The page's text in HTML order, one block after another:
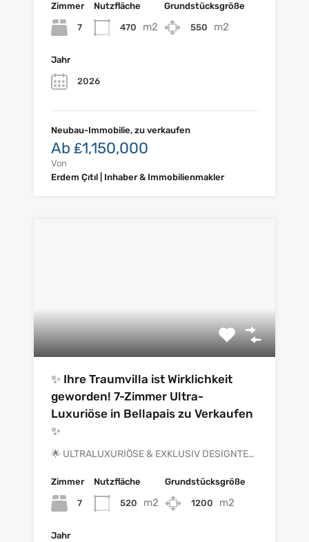
Zimmer
7
Nutzfläche
470 m2
Grundstücksgröße
550 m2
Jahr
2026
Neubau-Immobilie, zu verkaufen
Ab ₤1,150,000
Von
Erdem Çıtıl | Inhaber & Immobilienmakler
✨ Ihre Traumvilla ist Wirklichkeit
geworden! 7-Zimmer Ultra-
Luxuriöse in Bellapais zu Verkaufen
✨
🌟 ULTRALUXURIÖSE & EXKLUSIV DESIGNTE…
Zimmer
7
Nutzfläche
520 m2
Grundstücksgröße
1200 m2
Jahr